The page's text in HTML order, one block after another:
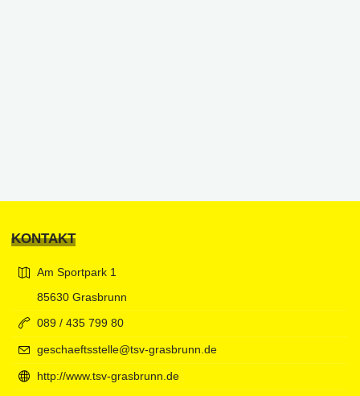
KONTAKT
Am Sportpark 1
85630 Grasbrunn
089 / 435 799 80
geschaeftsstelle@tsv-grasbrunn.de
http://www.tsv-grasbrunn.de